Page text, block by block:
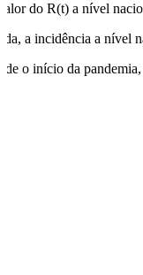
do R(t) a nível
a incidência a nível
o início da